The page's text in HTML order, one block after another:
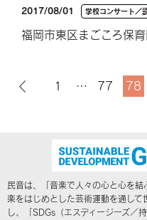
2017/08/01 学校コンサート／
福岡市東区まごころ保
1 … 77 78
民音は、「音楽で人々の心と心を
楽をはじめとした芸術運動を通して
し、「SDGs（エスディージーズ／